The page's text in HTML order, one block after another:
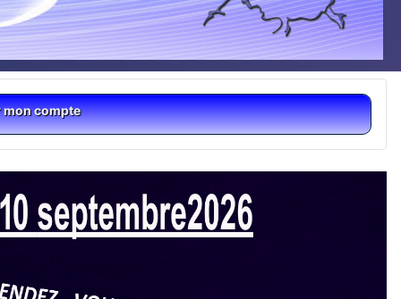
mon compte